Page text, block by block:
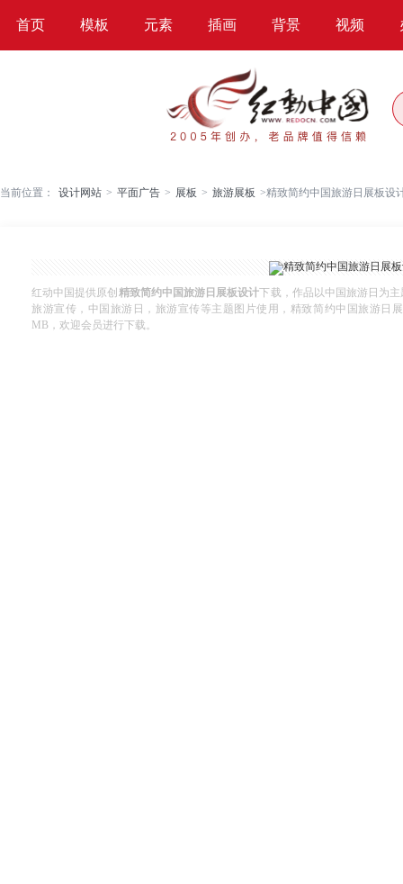
首页 模板 元素 插画 背景 视频
当前位置： 设计网站 > 平面广告 > 展板 > 旅游展板 >精致简约中国旅游日展板设
红动中国提供原创 精致简约中国旅游日展板设计下载，作品以中国旅游日为
旅游宣传，中国旅游日，旅游宣传等主题图片使用，精致简约中国旅游日
MB，欢迎会员进行下载。